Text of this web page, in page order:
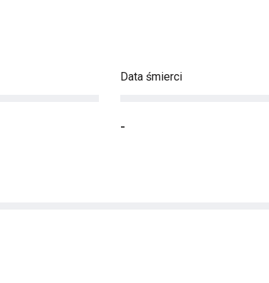
Data śmierci
-